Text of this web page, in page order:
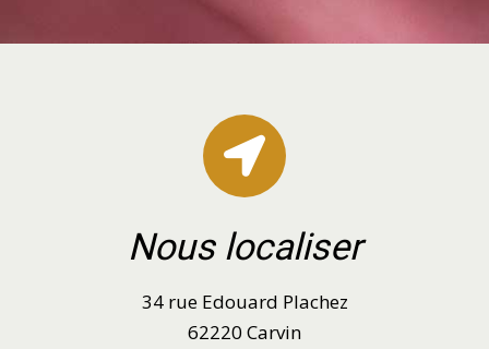
Nous localiser
34 rue Edouard Plachez
62220 Carvin